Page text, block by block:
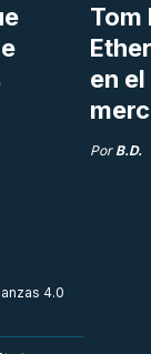
Tom
en
Por B.D.
4.0